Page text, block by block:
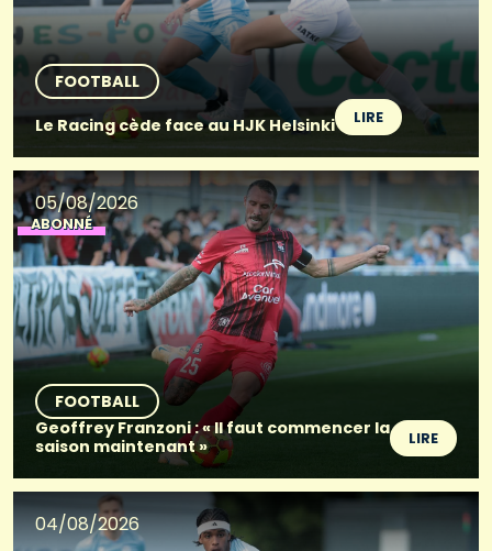
FOOTBALL
Le Racing cède face au HJK Helsinki
LIRE
05/08/2026
ABONNÉ
FOOTBALL
Geoffrey Franzoni : « Il faut commencer la
saison maintenant »
LIRE
04/08/2026